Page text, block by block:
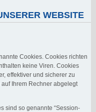
WEBSITE
Cookies. Cookies richten
keine Viren. Cookies
effektiver und sicherer zu
Ihrem Rechner abgelegt
sind so genannte “Session-